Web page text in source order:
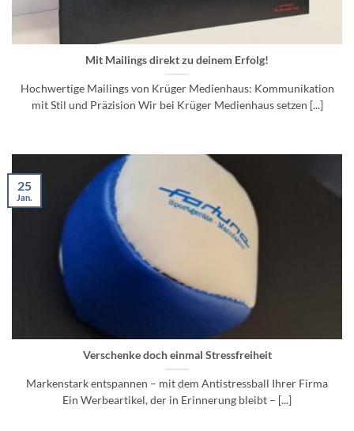
Mit Mailings direkt zu deinem Erfolg!
Hochwertige Mailings von Krüger Medienhaus: Kommunikation
mit Stil und Präzision Wir bei Krüger Medienhaus setzen [...]
Verschenke doch einmal Stressfreiheit
Markenstark entspannen – mit dem Antistressball Ihrer Firma
Ein Werbeartikel, der in Erinnerung bleibt – [...]
25
Jan.